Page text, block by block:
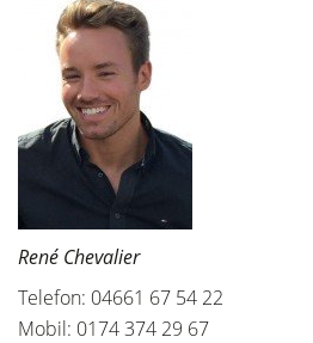
René Chevalier
Telefon: 04661 67 54 22
Mobil: 0174 374 29 67